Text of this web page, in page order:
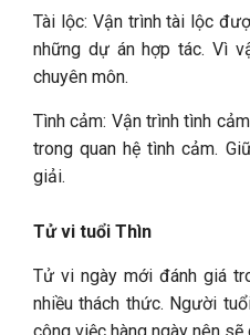
Tài lộc: Vận trình tài lộc
những dự án hợp tác. Vì
chuyên môn.
Tình cảm: Vận trình tình
trong quan hệ tình cảm.
giải.
Tử vi tuổi Thìn
Tử vi ngày mới đánh giá
nhiều thách thức. Người